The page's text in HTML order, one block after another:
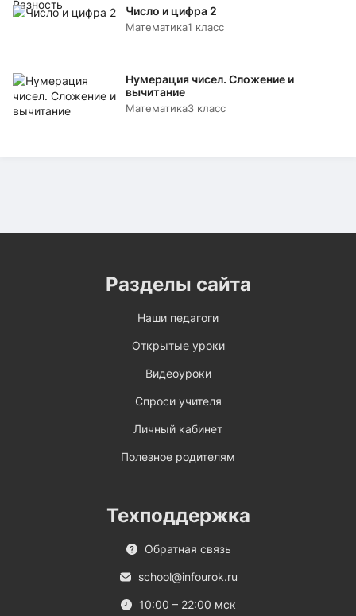
Число и цифра 2
Математика1 класс
Нумерация чисел. Сложение и
вычитание
Математика3 класс
Разделы сайта
Наши педагоги
Открытые уроки
Видеоуроки
Спроси учителя
Личный кабинет
Полезное родителям
Техподдержка
Обратная связь
school@infourok.ru
10:00 – 22:00 мск